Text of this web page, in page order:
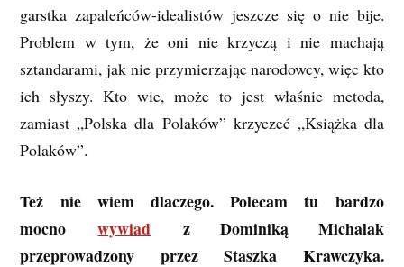
garstka zapaleńców-idealistów jeszcze się o nie bije.
Problem w tym, że oni nie krzyczą i nie machają
sztandarami, jak nie przymierzając narodowcy, więc kto
ich słyszy. Kto wie, może to jest właśnie metoda,
zamiast „Polska dla Polaków” krzyczeć „Książka dla
Polaków”.
Też nie wiem dlaczego. Polecam tu bardzo
mocnowywiad z Dominiką Michalak
przeprowadzony przez Staszka Krawczyka.